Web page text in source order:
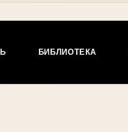
БИБЛИОТЕКА